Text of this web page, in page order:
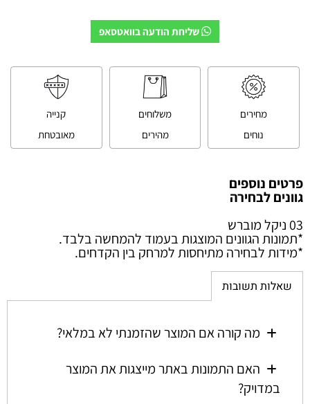
שליחת הודעה בוואטסאפ
מחירים
נוחים
משלוחים
מהירים
קנייה
מאובטחת
פרטים נוספים
גוונים לבחירה
03 ניקל מוברש
*תמונות הגוונים המוצגות בעמוד להמחשה בלבד.
*מידות לבחירה מתיחסות למרחק בין הקדחים.
שאלות תשובות
מה קורה אם המוצר שהזמנתי לא במלאי?
האם התמונות באתר מייצגות את המוצר
במדויק?